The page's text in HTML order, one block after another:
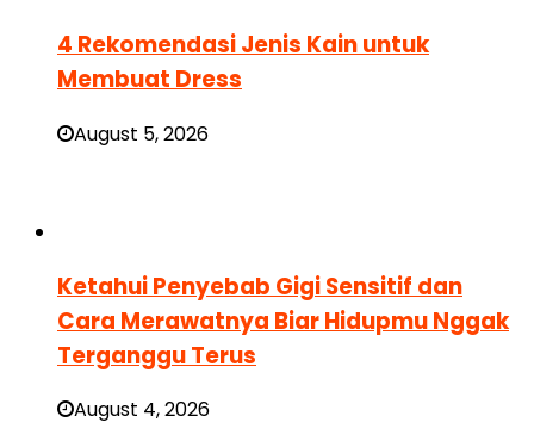
4 Rekomendasi Jenis Kain untuk
Membuat Dress
August 5, 2026
Ketahui Penyebab Gigi Sensitif dan
Cara Merawatnya Biar Hidupmu Nggak
Terganggu Terus
August 4, 2026